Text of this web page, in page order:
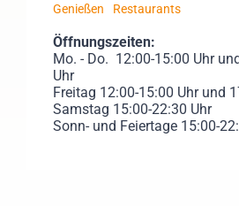
Genießen Restaurants
Öffnungszeiten:
Mo. - Do. 12:00-15:00 Uhr
Uhr
Freitag 12:00-15:00 Uhr und
Samstag 15:00-22:30 Uhr
Sonn- und Feiertage 15:00-